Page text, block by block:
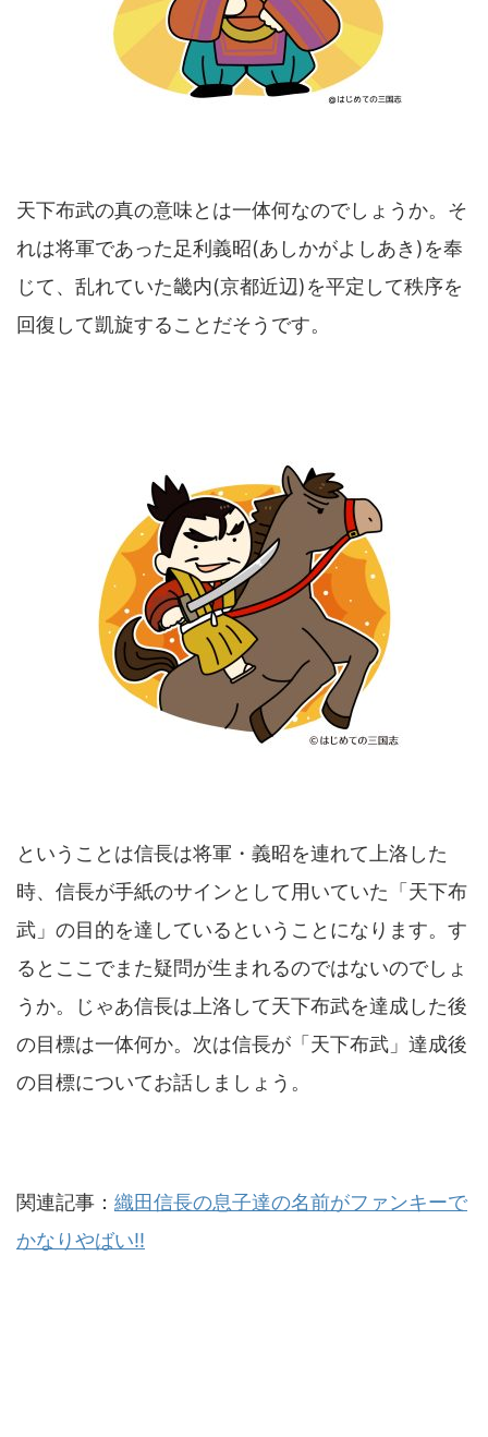
天下布武の真の意味とは一体何なのでしょうか。そ
れは将軍であった足利義昭(あしかがよしあき)を奉
じて、乱れていた畿内(京都近辺)を平定して秩序を
回復して凱旋することだそうです。
ということは信長は将軍・義昭を連れて上洛した
時、信長が手紙のサインとして用いていた「天下布
武」の目的を達しているということになります。す
るとここでまた疑問が生まれるのではないのでしょ
うか。じゃあ信長は上洛して天下布武を達成した後
の目標は一体何か。次は信長が「天下布武」達成後
の目標についてお話しましょう。
関連記事： 織田信長の息子達の名前がファンキーで
かなりやばい!!